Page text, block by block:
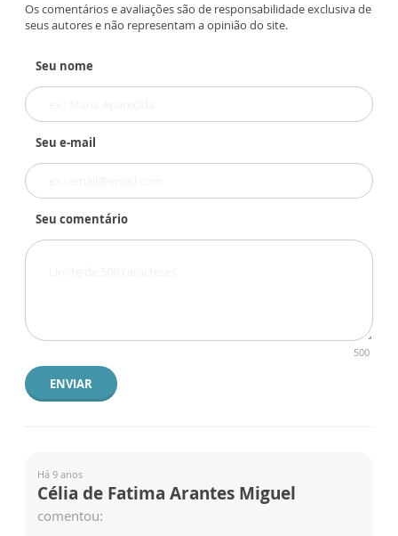
Os comentários e avaliações são de responsabilidade exclusiva de
seus autores e não representam a opinião do site.
Seu nome
Seu e-mail
Seu comentário
500
ENVIAR
Há 9 anos
Célia de Fatima Arantes Miguel
comentou: